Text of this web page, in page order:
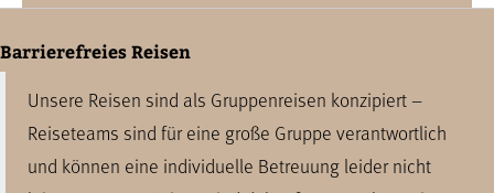
Barrierefreies Reisen
Unsere Reisen sind als Gruppenreisen konzipiert –
Reiseteams sind für eine große Gruppe verantwortlich
und können eine individuelle Betreuung leider nicht